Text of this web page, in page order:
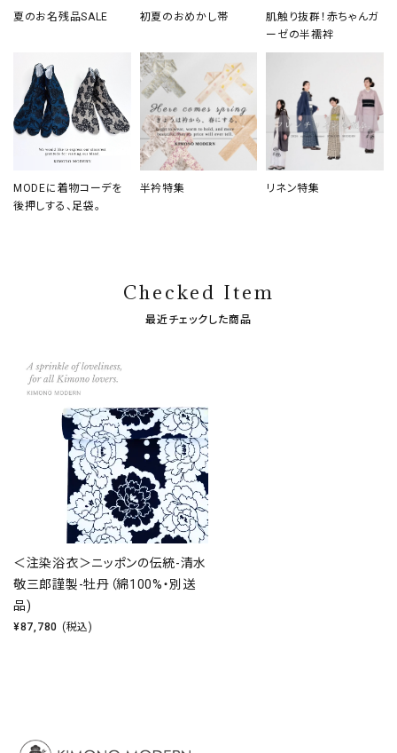
夏のお名残品SALE 初夏のおめかし帯
肌触り抜群！赤ちゃんガ
ーゼの半襦袢
MODEに着物コーデを
後押しする、足袋。
半衿特集 リネン特集
Checked Item
最近チェックした商品
＜注染浴衣＞ニッポンの伝統-清水
敬三郎謹製-牡丹（綿100%・別送
品)
¥87,780 (税込)